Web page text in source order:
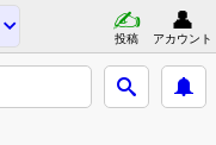
投稿 アカウント